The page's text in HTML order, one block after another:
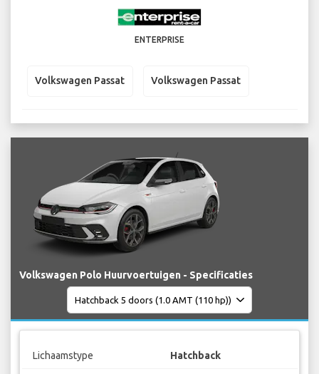
ENTERPRISE
Volkswagen Passat Volkswagen Passat
Volkswagen Polo Huurvoertuigen - Specificaties
Lichaamstype Hatchback